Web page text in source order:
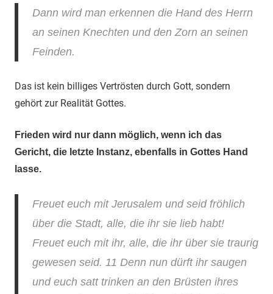
Dann wird man erkennen die Hand des Herrn
an seinen Knechten und den Zorn an seinen
Feinden.
Das ist kein billiges Vertrösten durch Gott, sondern
gehört zur Realität Gottes.
Frieden wird nur dann möglich, wenn ich das
Gericht, die letzte Instanz, ebenfalls in Gottes Hand
lasse.
Freuet euch mit Jerusalem und seid fröhlich
über die Stadt, alle, die ihr sie lieb habt!
Freuet euch mit ihr, alle, die ihr über sie traurig
gewesen seid. 11 Denn nun dürft ihr saugen
und euch satt trinken an den Brüsten ihres